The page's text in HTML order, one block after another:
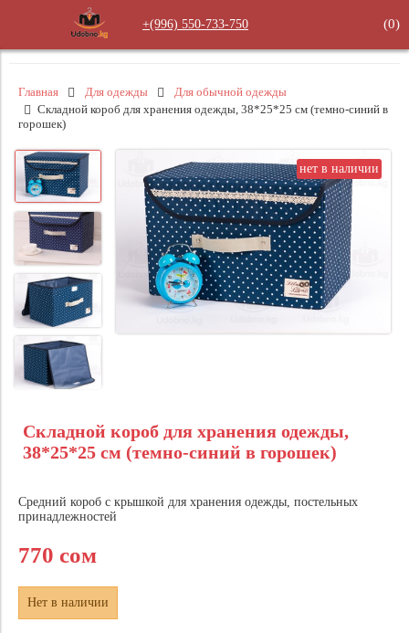
+(996) 550‑733‑750 (0)
Главная Для одежды
Для обычной одежды
Складной короб для хранения одежды, 38*25*25 см (темно-синий в
горошек)
нет в наличии
Складной короб для хранения одежды,
38*25*25 см (темно-синий в горошек)
Средний короб с крышкой для хранения одежды, постельных
принадлежностей
770 сом
Нет в наличии